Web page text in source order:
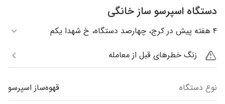
دستگاه اسپرسو ساز خانگی
۴ هفته پیش در کرج، چهارصد دستگاه، خ شهدا یکم
زنگ خطرهای قبل از معامله
نوع دستگاه
قهوه‌ساز اسپرسو